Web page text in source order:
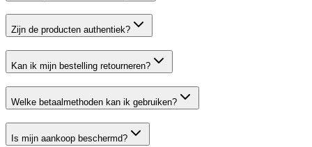
Zijn de producten authentiek?
Kan ik mijn bestelling retourneren?
Welke betaalmethoden kan ik gebruiken?
Is mijn aankoop beschermd?